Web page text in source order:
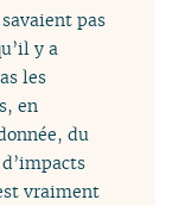
pas
y a
les
en
du
vraiment